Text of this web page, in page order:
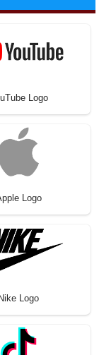
Logo
Logo
Logo